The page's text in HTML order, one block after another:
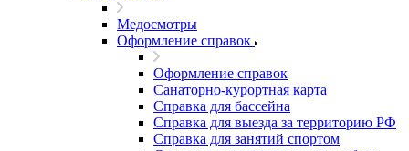
Медосмотры
Оформление справок
Оформление справок
Санаторно-курортная карта
Справка для бассейна
Справка для выезда за территорию РФ
Справка для занятий спортом